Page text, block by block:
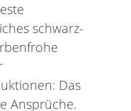
schwarz-
Das
Ansprüche.